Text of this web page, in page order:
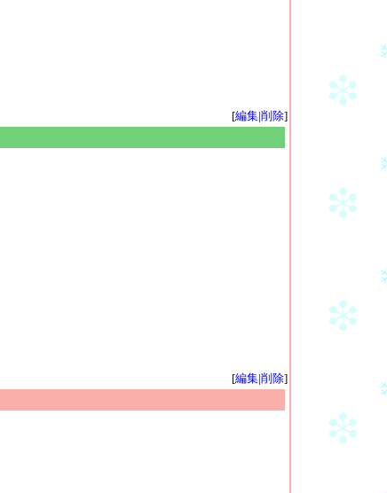
[編集|削除]
[編集|削除]